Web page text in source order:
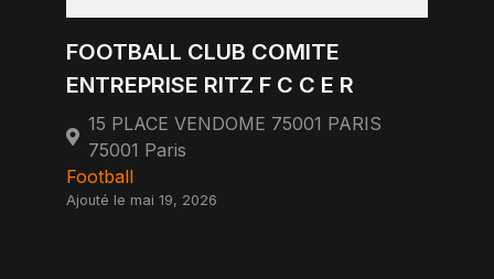
FOOTBALL CLUB COMITE
ENTREPRISE RITZ F C C E R
15 PLACE VENDOME 75001 PARIS
75001 Paris
Football
Ajouté le mai 19, 2026